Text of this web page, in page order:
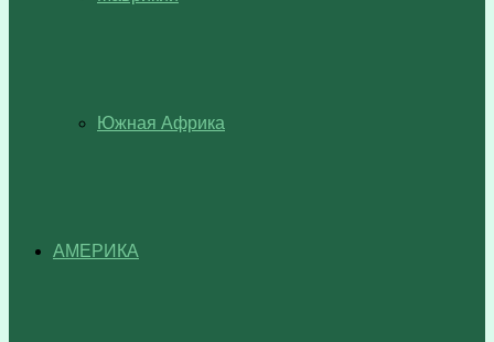
Южная Африка
АМЕРИКА